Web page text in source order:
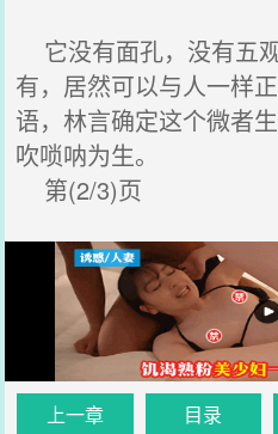
它没有面孔，没有五
有，居然可以与人一样
语，林言确定这个微者
吹唢呐为生。
第(2/3)页
上一章 目录